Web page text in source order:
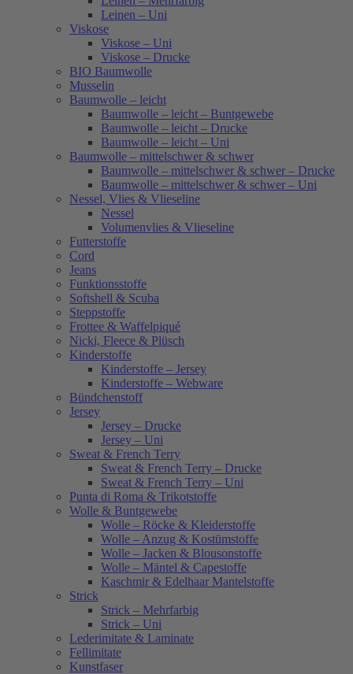
Leinen – Uni
Viskose
Viskose – Uni
Viskose – Drucke
BIO Baumwolle
Musselin
Baumwolle – leicht
Baumwolle – leicht – Buntgewebe
Baumwolle – leicht – Drucke
Baumwolle – leicht – Uni
Baumwolle – mittelschwer & schwer
Baumwolle – mittelschwer & schwer – Drucke
Baumwolle – mittelschwer & schwer – Uni
Nessel, Vlies & Vlieseline
Nessel
Volumenvlies & Vlieseline
Futterstoffe
Cord
Jeans
Funktionsstoffe
Softshell & Scuba
Steppstoffe
Frottee & Waffelpiqué
Nicki, Fleece & Plüsch
Kinderstoffe
Kinderstoffe – Jersey
Kinderstoffe – Webware
Bündchenstoff
Jersey
Jersey – Drucke
Jersey – Uni
Sweat & French Terry
Sweat & French Terry – Drucke
Sweat & French Terry – Uni
Punta di Roma & Trikotstoffe
Wolle & Buntgewebe
Wolle – Röcke & Kleiderstoffe
Wolle – Anzug & Kostümstoffe
Wolle – Jacken & Blousonstoffe
Wolle – Mäntel & Capestoffe
Kaschmir & Edelhaar Mantelstoffe
Strick
Strick – Mehrfarbig
Strick – Uni
Lederimitate & Laminate
Fellimitate
Kunstfaser